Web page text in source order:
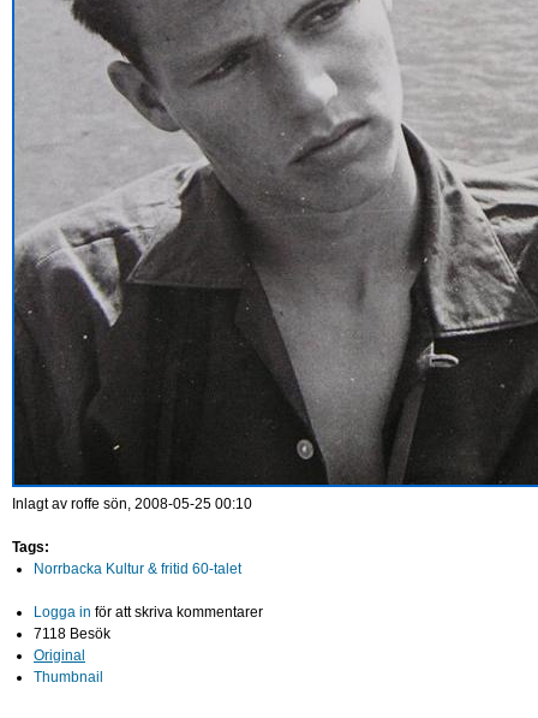
Inlagt av roffe sön, 2008-05-25 00:10
Tags:
Norrbacka Kultur & fritid 60-talet
Logga in för att skriva kommentarer
7118 Besök
Original
Thumbnail